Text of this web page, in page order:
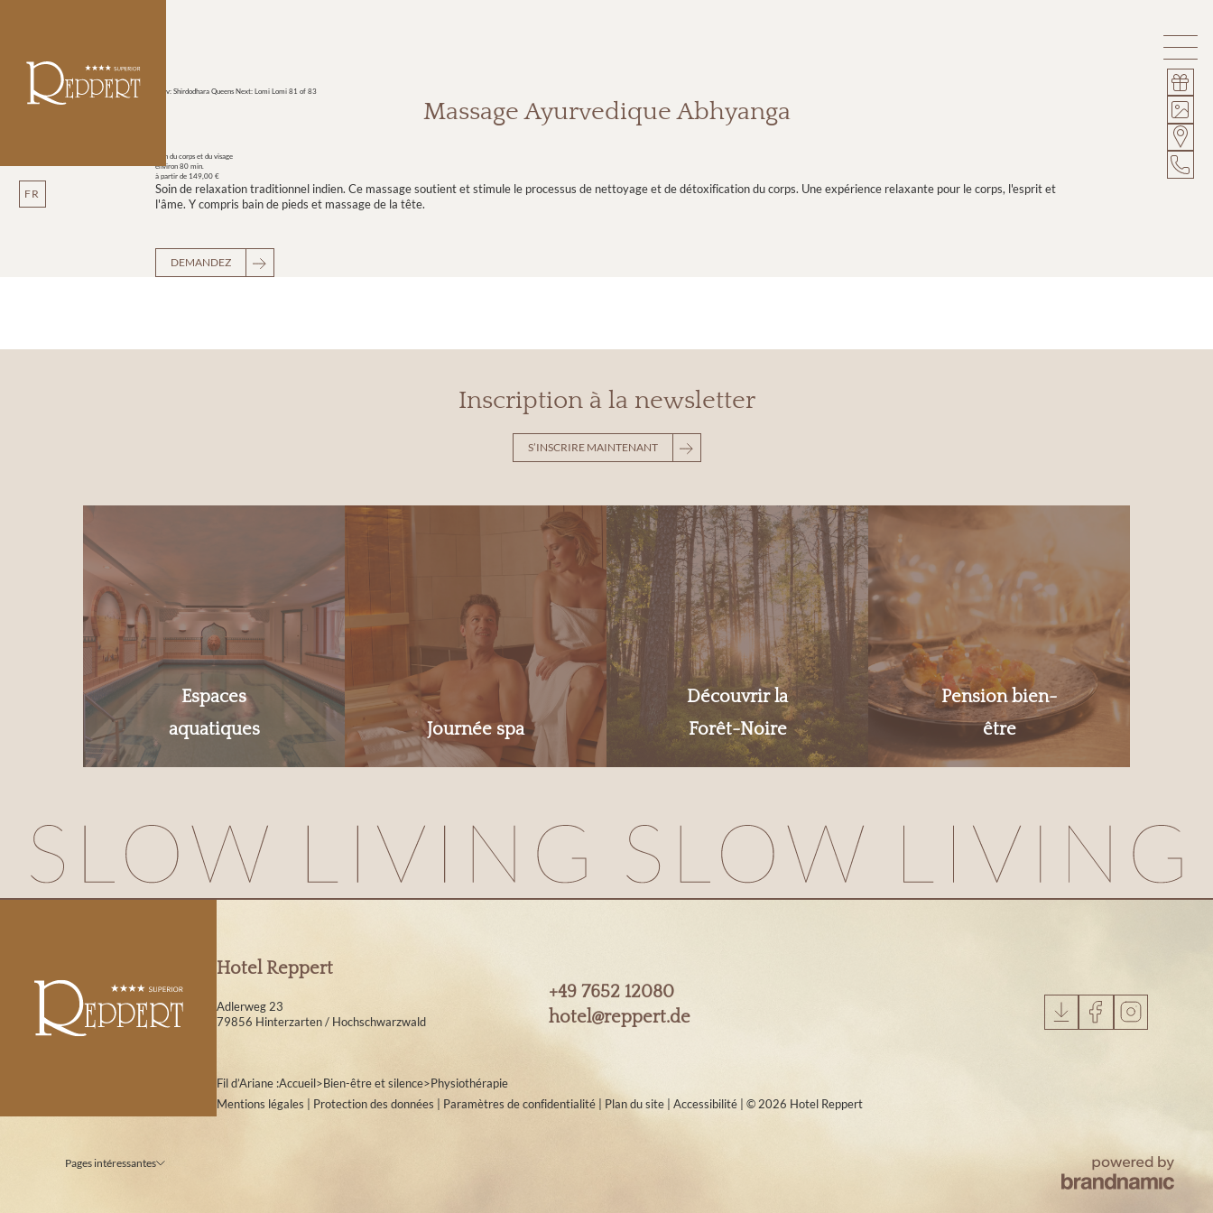
FR
Prev: Shirdodhara Queens Next: Lomi Lomi 81 of 83
Massage Ayurvedique Abhyanga
Soin du corps et du visage
environ 80 min.
à partir de 149,00 €
Soin de relaxation traditionnel indien. Ce massage soutient et stimule le processus de nettoyage et de détoxification du corps. Une expérience relaxante pour le corps, l'esprit et
l'âme. Y compris bain de pieds et massage de la tête.
DEMANDEZ
Inscription à la newsletter
S’INSCRIRE MAINTENANT
Espaces
aquatiques
Journée spa
Découvrir la
Forêt-Noire
Pension bien-
être
Hotel Reppert
Adlerweg 23
79856 Hinterzarten / Hochschwarzwald
+49 7652 12080
hotel@reppert.de
Fil d’Ariane :Accueil>Bien-être et silence>Physiothérapie
Mentions légales
Protection des données Paramètres de confidentialité Plan du site Accessibilité © 2026 Hotel Reppert
Pages intéressantes